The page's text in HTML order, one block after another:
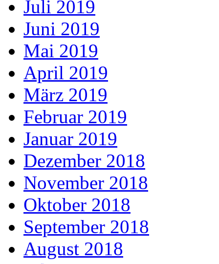
Juli 2019
Juni 2019
Mai 2019
April 2019
März 2019
Februar 2019
Januar 2019
Dezember 2018
November 2018
Oktober 2018
September 2018
August 2018